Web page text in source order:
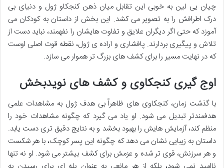
چیان یی لین به خوبی این تقابل میان ذهن کنجکاو ژول و دنیای بی
درک اطرافش را به تصویر می کشد. این بخش از داستان به کودکان می
آموزد که حتی اگر دیگران علایق و تفاوت هایشان را نفهمند، نباید دست از
تلاش و پیگیری بردارند. پافشاری و اراده ی ژول، نقطه قوت اصلی اوست
که در نهایت مسیر را برای کشف های بزرگ تر هموار می سازد.
اوج گیری کنجکاوی و کشف های نویدبخش
با گذشت زمان، کنجکاوی های ظاهراً بی هدف ژول به مشاهدات علمی
هدفمندتر تبدیل می شود. او یاد می گیرد که چگونه مشاهدات خود را
منظم کند، آزمایش هایش را بهبود بخشد و به نتایج دقیق تری دست یابد.
داستان به زیبایی نشان می دهد که چگونه این پسر کوچک، با هر شکست
و هر سرزنش، قوی تر شده و عزمش برای کشف بیشتر می شود. او نه تنها